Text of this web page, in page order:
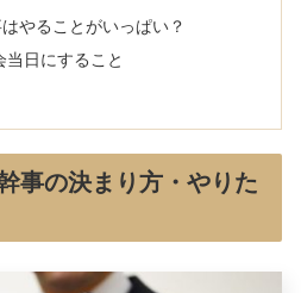
やることがいっぱい？
当日にすること
事の決まり方・やりた